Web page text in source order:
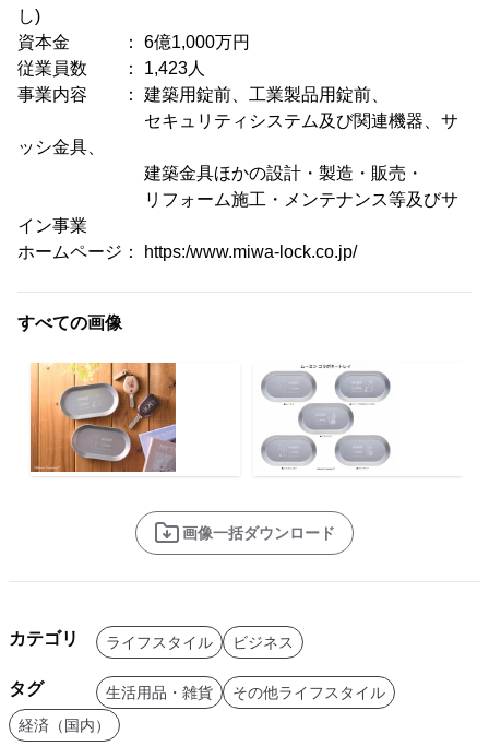
し)
資本金 ： 6億1,000万円
従業員数 ： 1,423人
事業内容 ： 建築用錠前、工業製品用錠前、
セキュリティシステム及び関連機器、サ
ッシ金具、
建築金具ほかの設計・製造・販売・
リフォーム施工・メンテナンス等及びサ
イン事業
ホームページ： https:/www.miwa-lock.co.jp/
すべての画像
画像一括ダウンロード
カテゴリ ライフスタイル ビジネス
タグ 生活用品・雑貨
その他ライフスタイル
経済（国内）